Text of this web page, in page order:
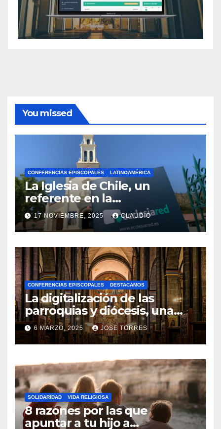
You missed
CONFERENCIAS EPISCOPALES LATINOAMÉRICA
La Iglesia de Chile, un
referente en la
transformación digital
gracias a Ecclesiared
17 NOVIEMBRE, 2025 CLAUDIO
N
O
H
A
Y
C
O
M
N
T
A
R
I
CONFERENCIAS EPISCOPALES DESTACAMOS
La digitalización de las
parroquias y diócesis, una
realidad ya para el futuro de
la Iglesia
6 MARZO, 2025 JOSE TORRES
N
O
H
A
Y
SOLIDARIDAD VIDA RELIGIOSA
8 razones por las que
apuntar a tu hijo a